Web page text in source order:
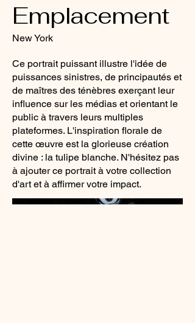
Emplacement
New York
Ce portrait puissant illustre l'idée de
puissances sinistres, de principautés et
de maîtres des ténèbres exerçant leur
influence sur les médias et orientant le
public à travers leurs multiples
plateformes. L'inspiration florale de
cette œuvre est la glorieuse création
divine : la tulipe blanche. N'hésitez pas
à ajouter ce portrait à votre collection
d'art et à affirmer votre impact.